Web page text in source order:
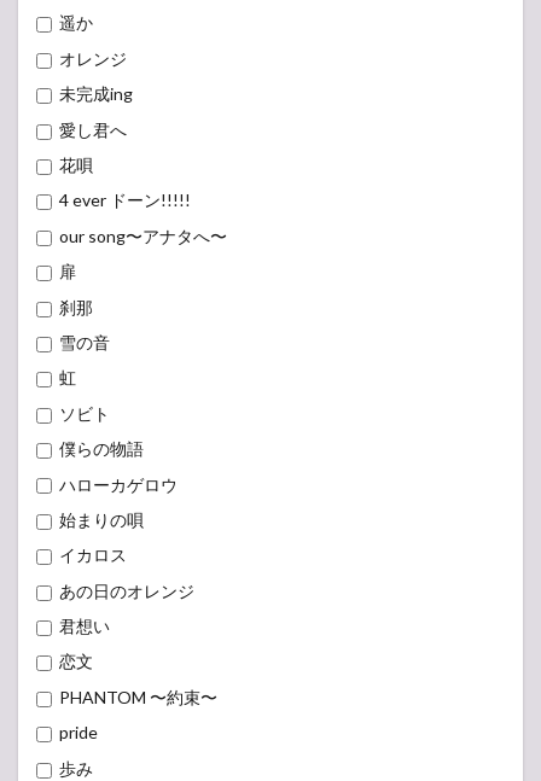
遥か
オレンジ
未完成ing
愛し君へ
花唄
4 ever ドーン!!!!!
our song〜アナタへ〜
扉
刹那
雪の音
虹
ソビト
僕らの物語
ハローカゲロウ
始まりの唄
イカロス
あの日のオレンジ
君想い
恋文
PHANTOM 〜約束〜
pride
歩み